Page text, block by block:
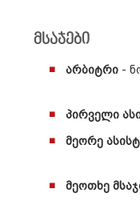
მსაჯები
არბიტრი -
პირველი
მეორე
მეოთხე